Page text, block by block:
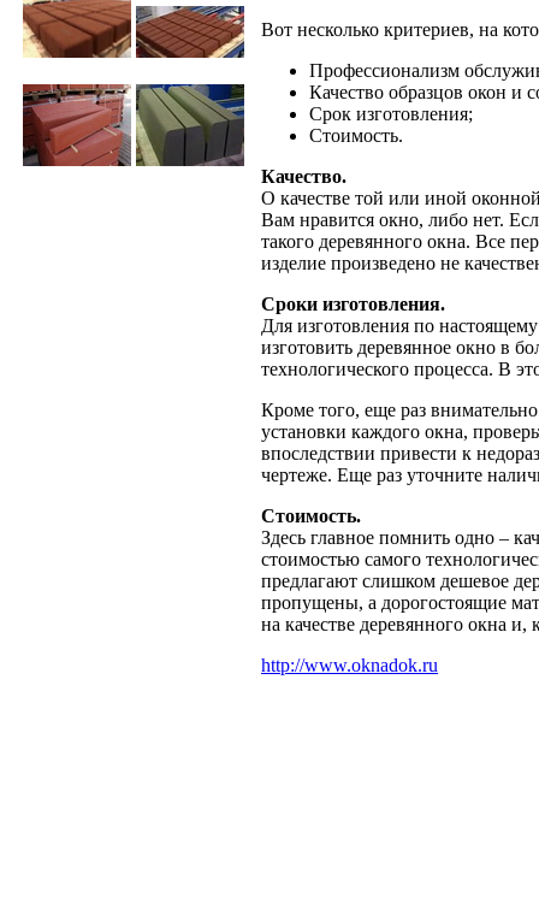
Вот несколько критериев, на
Профессионализм
Качество образцов окон и
Срок изготовления;
Стоимость.
Качество.
О качестве той или иной
Вам нравится окно, либо нет.
такого деревянного окна. Все
изделие произведено не
Сроки изготовления.
Для изготовления по
изготовить деревянное окно в
технологического процесса. В
Кроме того, еще раз
установки каждого окна,
впоследствии привести к
чертеже. Еще раз уточните
Стоимость.
Здесь главное помнить одно –
стоимостью самого
предлагают слишком дешевое
пропущены, а дорогостоящие
на качестве деревянного окна и,
http://www.oknadok.ru